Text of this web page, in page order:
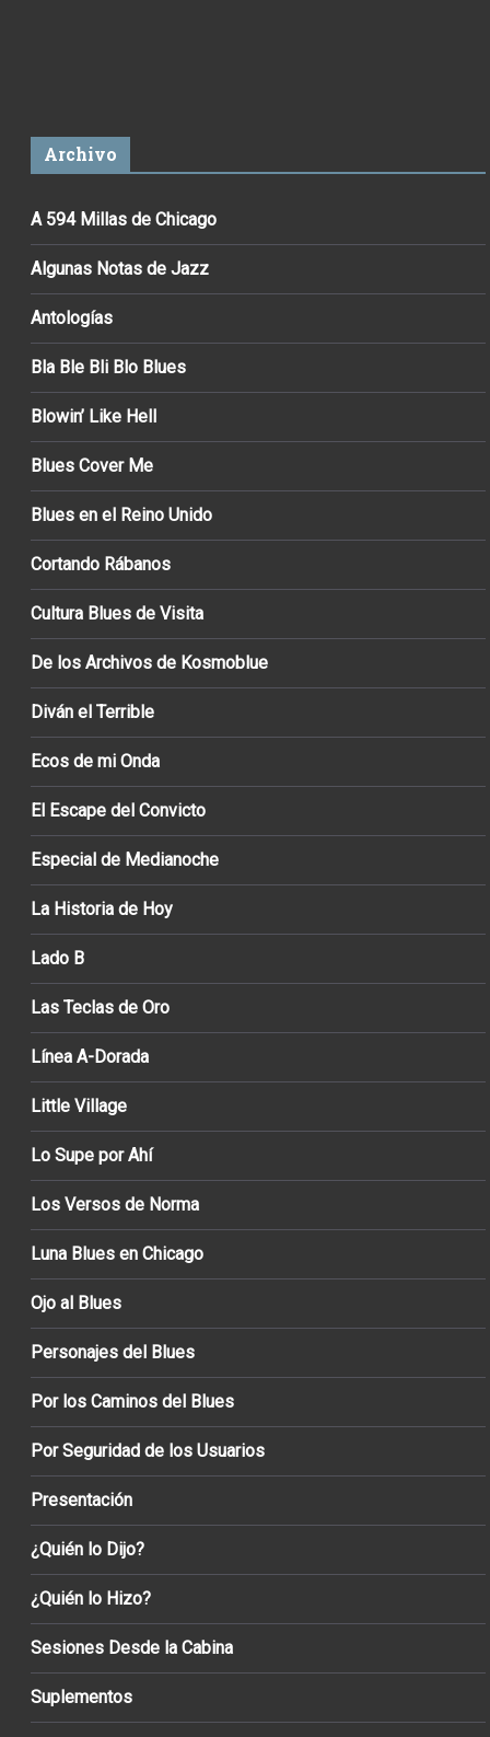
Archivo
A 594 Millas de Chicago
Algunas Notas de Jazz
Antologías
Bla Ble Bli Blo Blues
Blowin’ Like Hell
Blues Cover Me
Blues en el Reino Unido
Cortando Rábanos
Cultura Blues de Visita
De los Archivos de Kosmoblue
Diván el Terrible
Ecos de mi Onda
El Escape del Convicto
Especial de Medianoche
La Historia de Hoy
Lado B
Las Teclas de Oro
Línea A-Dorada
Little Village
Lo Supe por Ahí
Los Versos de Norma
Luna Blues en Chicago
Ojo al Blues
Personajes del Blues
Por los Caminos del Blues
Por Seguridad de los Usuarios
Presentación
¿Quién lo Dijo?
¿Quién lo Hizo?
Sesiones Desde la Cabina
Suplementos